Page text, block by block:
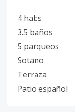
4 habs
3.5 baños
5 parqueos
Sotano
Terraza
Patio español